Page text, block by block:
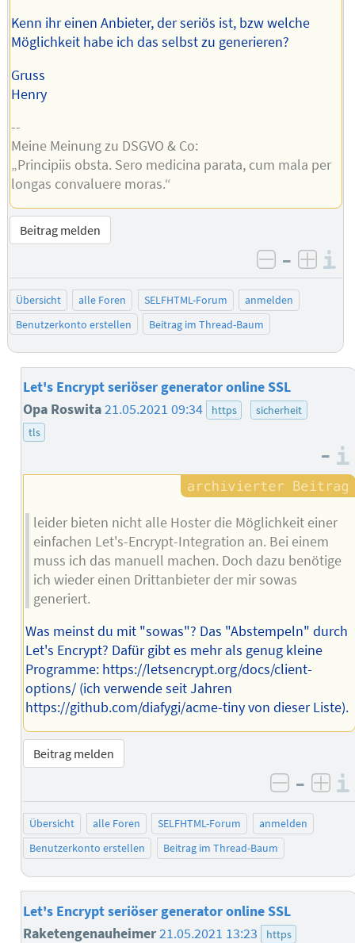
Kenn ihr einen Anbieter, der seriös ist, bzw welche
Möglichkeit habe ich das selbst zu generieren?
Gruss
Henry
--
Meine Meinung zu DSGVO & Co:
„Principiis obsta. Sero medicina parata, cum mala per
longas convaluere moras.“
Beitrag melden
negativ
–
Übersicht alle Foren SELFHTML-Forum
anmelden
Benutzerkonto erstellen
Beitrag im Thread-Baum
Let's Encrypt seriöser generator online SSL
Opa Roswita21.05.2021 09:34 https
sicherheit
tls
–
leider bieten nicht alle Hoster die Möglichkeit einer
einfachen Let's-Encrypt-Integration an. Bei einem
muss ich das manuell machen. Doch dazu benötige
ich wieder einen Drittanbieter der mir sowas
generiert.
Was meinst du mit "sowas"? Das "Abstempeln" durch
Let's Encrypt? Dafür gibt es mehr als genug kleine
Programme: https://letsencrypt.org/docs/client-
options/ (ich verwende seit Jahren
https://github.com/diafygi/acme-tiny von dieser Liste).
Beitrag melden
negativ
–
Übersicht alle Foren SELFHTML-Forum
anmelden
Benutzerkonto erstellen
Beitrag im Thread-Baum
Let's Encrypt seriöser generator online SSL
Raketengenauheimer21.05.2021 13:23
https